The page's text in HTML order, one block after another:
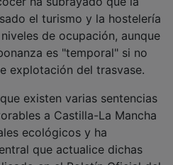
el turismo y la hostelería
de ocupación, aunque
es "temporal" si no
explotación del trasvase.
a Castilla-La Mancha
ecológicos y ha
que actualice dichas
en el Boletín Oficial del